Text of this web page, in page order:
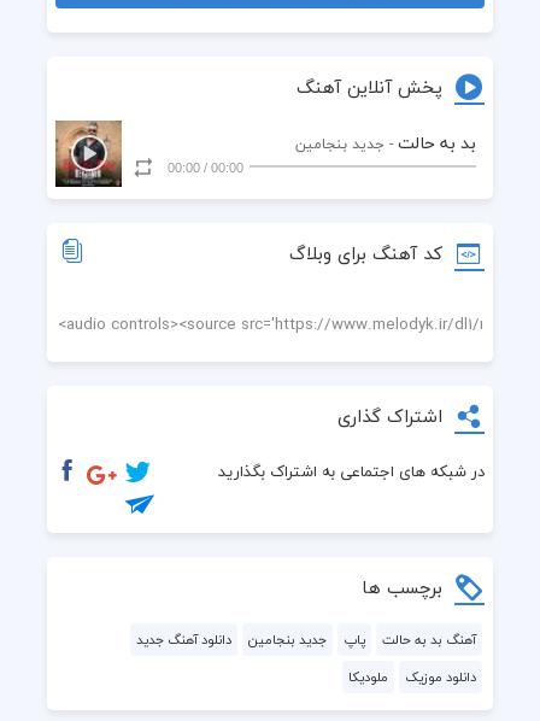
حال دلم بد بود و بدتر شد کنارت
مثل منم میبینی اما توی خوابت،توی خوابت
کی فکرشو میکرد به عشقت مبتلا شم!
اینبار دارم میرم که دیگه بر نگردم
بد نکردم، دیگه چیکار باید میکردم که واست نکردم
دل دیونمو به اون چشات وابسته کردم،وابسته کردم
پخش آنلاین آهنگ
بد به حالت - جدید بنجامین
00:00
/
00:00
کد آهنگ برای وبلاگ
اشتراک گذاری
در شبکه های اجتماعی به اشتراک بگذارید
برچسب ها
آهنگ بد به حالت پاپ جدید بنجامین
دانلود آهنگ جدید
دانلود موزیک
ملودیکا